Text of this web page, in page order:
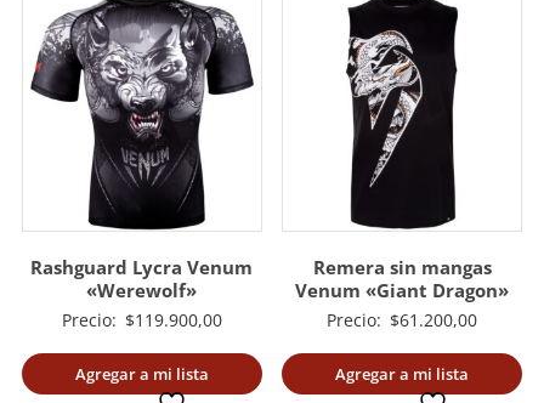
Rashguard Lycra Venum
«Werewolf»
Precio: $119.900,00
Agregar a mi lista
Remera sin mangas
Venum «Giant Dragon»
Precio: $61.200,00
Agregar a mi lista